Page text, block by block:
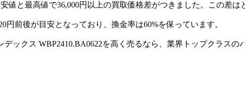
と最高値で36,000円以上の買取価格差がつきました。この差は
前後が目安となっており、換金率は60%を保っています。
ックス WBP2410.BA0622を高く売るなら、業界トップクラス